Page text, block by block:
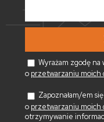
*
Wyrażam zgodę
o przetwarzaniu moich
Zapoznałam/em
o przetwarzaniu moich
otrzymywanie